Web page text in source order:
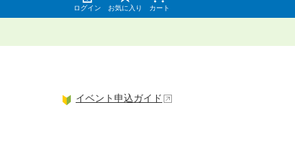
ログイン お気に入り カート
イベント申込ガイド